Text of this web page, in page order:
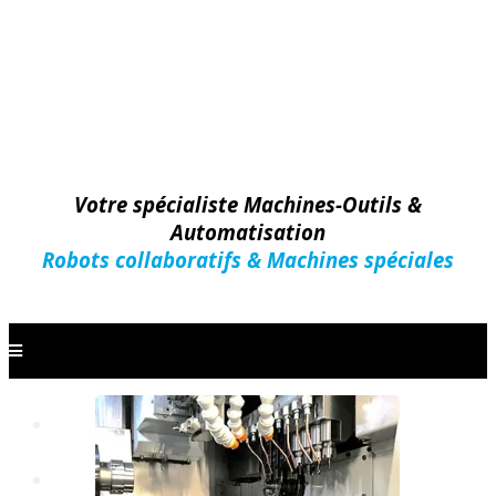
Votre spécialiste Machines-Outils &
Automatisation
Robots collaboratifs & Machines spéciales
Machines-Outils